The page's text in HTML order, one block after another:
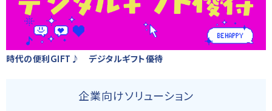
時代の便利GIFT♪ デジタルギフト優待
企業向けソリューション